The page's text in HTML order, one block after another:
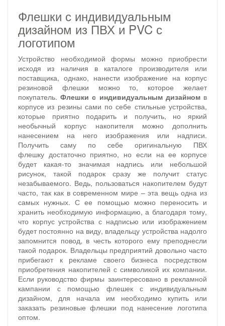
Флешки с индивидуальным
дизайном из ПВХ и PVC с
логотипом
Устройство необходимой формы можно приобрести
исходя из наличия в каталоге производителя или
поставщика, однако, нанести изображение на корпус
резиновой флешки можно то, которое желает
покупатель.Флешки с индивидуальным дизайномв
корпусе из резины сами по себе стильные устройства,
которые приятно подарить и получить, но яркий
необычный корпус накопителя можно дополнить
нанесением на него изображения или надписи.
Получить саму по себе оригинальную ПВХ
флешку достаточно приятно, но если на ее корпусе
будет какая-то значимая надпись или небольшой
рисунок, такой подарок сразу же получит статус
незабываемого. Ведь, пользоваться накопителем будут
часто, так как в современном мире – эта вещь одна из
самых нужных. С ее помощью можно переносить и
хранить необходимую информацию, а благодаря тому,
что корпус устройства с надписью или изображением
будет постоянно на виду, владельцу устройства надолго
запомнится повод, в честь которого ему преподнесли
такой подарок. Владельцы предприятий довольно часто
прибегают к рекламе своего бизнеса посредством
приобретения накопителей с символикой их компании.
Если руководство фирмы заинтересовано в рекламной
кампании с помощью флешек с индивидуальным
дизайном, для начала им необходимо купить или
заказать резиновые флешки под нанесение логотипа
оптом.